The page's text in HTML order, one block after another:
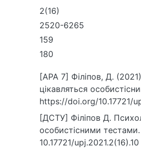
2(16)
2520-6265
159
180
[APA 7] Філіпов, Д.
цікавляться
https://doi.org/10.17721/
[ДСТУ] Філіпов Д.
особистісними
10.17721/